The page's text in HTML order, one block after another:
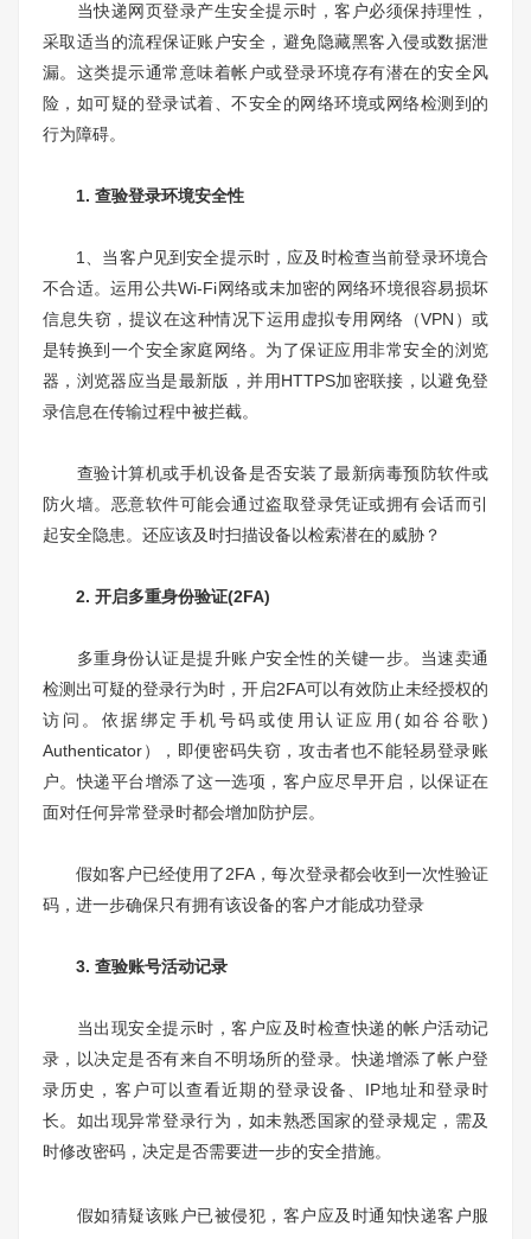
当快递网页登录产生安全提示时，客户必须保持理性，
采取适当的流程保证账户安全，避免隐藏黑客入侵或数据泄
漏。这类提示通常意味着帐户或登录环境存有潜在的安全风
险，如可疑的登录试着、不安全的网络环境或网络检测到的
行为障碍。
1. 查验登录环境安全性
1、当客户见到安全提示时，应及时检查当前登录环境合
不合适。运用公共Wi-Fi网络或未加密的网络环境很容易损坏
信息失窃，提议在这种情况下运用虚拟专用网络（VPN）或
是转换到一个安全家庭网络。为了保证应用非常安全的浏览
器，浏览器应当是最新版，并用HTTPS加密联接，以避免登
录信息在传输过程中被拦截。
查验计算机或手机设备是否安装了最新病毒预防软件或
防火墙。恶意软件可能会通过盗取登录凭证或拥有会话而引
起安全隐患。还应该及时扫描设备以检索潜在的威胁？
2. 开启多重身份验证(2FA)
多重身份认证是提升账户安全性的关键一步。当速卖通
检测出可疑的登录行为时，开启2FA可以有效防止未经授权的
访问。依据绑定手机号码或使用认证应用(如谷谷歌)
Authenticator），即便密码失窃，攻击者也不能轻易登录账
户。快递平台增添了这一选项，客户应尽早开启，以保证在
面对任何异常登录时都会增加防护层。
假如客户已经使用了2FA，每次登录都会收到一次性验证
码，进一步确保只有拥有该设备的客户才能成功登录
3. 查验账号活动记录
当出现安全提示时，客户应及时检查快递的帐户活动记
录，以决定是否有来自不明场所的登录。快递增添了帐户登
录历史，客户可以查看近期的登录设备、IP地址和登录时
长。如出现异常登录行为，如未熟悉国家的登录规定，需及
时修改密码，决定是否需要进一步的安全措施。
假如猜疑该账户已被侵犯，客户应及时通知快递客户服